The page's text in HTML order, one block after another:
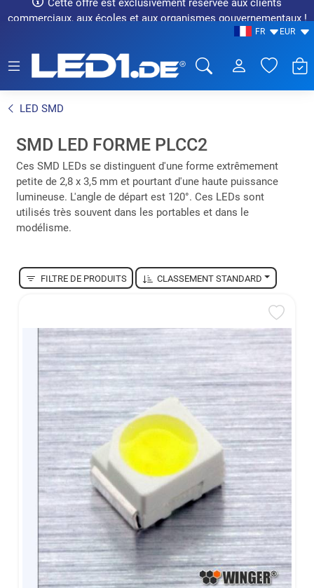
Cette offre est exclusivement réservée aux clients
commerciaux, aux écoles et aux organismes gouvernementaux !
FR EUR
LED SMD
SMD LED FORME PLCC2
Ces SMD LEDs se distinguent d'une forme extrêmement
petite de 2,8 x 3,5 mm et pourtant d'une haute puissance
lumineuse. L'angle de départ est 120°. Ces LEDs sont
utilisés très souvent dans les portables et dans le
modélisme.
FILTRE DE PRODUITS CLASSEMENT STANDARD